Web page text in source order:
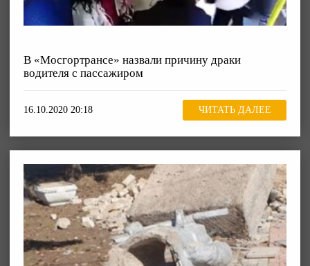
В «Мосгортрансе» назвали причину драки
водителя с пассажиром
16.10.2020 20:18 ЧИТАТЬ ДАЛЕЕ